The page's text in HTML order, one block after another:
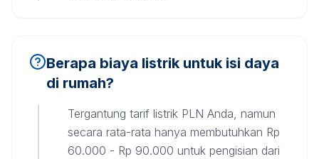
Berapa biaya listrik untuk isi daya
di rumah?
Tergantung tarif listrik PLN Anda, namun
secara rata-rata hanya membutuhkan Rp
60.000 - Rp 90.000 untuk pengisian dari